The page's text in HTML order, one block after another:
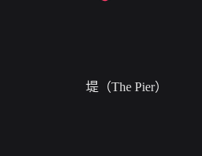
堤（The Pier）